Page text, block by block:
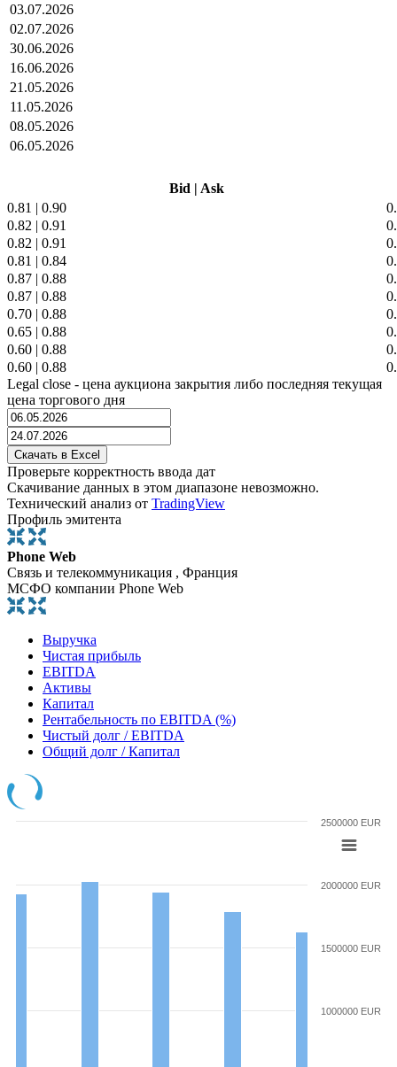
03.07.2026
02.07.2026
30.06.2026
16.06.2026
21.05.2026
11.05.2026
08.05.2026
06.05.2026
Bid | Ask
0.81 | 0.90
0.82 | 0.91
0.82 | 0.91
0.81 | 0.84
0.87 | 0.88
0.87 | 0.88
0.70 | 0.88
0.65 | 0.88
0.60 | 0.88
0.60 | 0.88
Legal close - цена аукциона закрытия либо последняя текущая
цена торгового дня
Проверьте корректность ввода дат
Скачивание данных в этом диапазоне невозможно.
Технический анализ от TradingView
Профиль эмитента
Phone Web
Связь и телекоммуникация , Франция
МСФО компании Phone Web
Выручка
Чистая прибыль
EBITDA
Активы
Капитал
Рентабельность по EBITDA (%)
Чистый долг / EBITDA
Общий долг / Капитал
1000000 EUR
1500000 EUR
2000000 EUR
2500000 EUR